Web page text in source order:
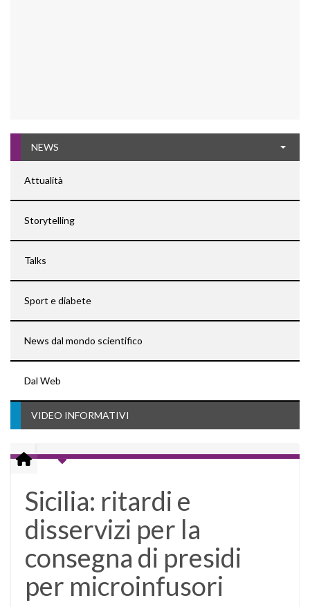
NEWS
Attualità
Storytelling
Talks
Sport e diabete
News dal mondo scientifico
Dal Web
VIDEO INFORMATIVI
Sicilia: ritardi e
disservizi per la
consegna di presidi
per microinfusori